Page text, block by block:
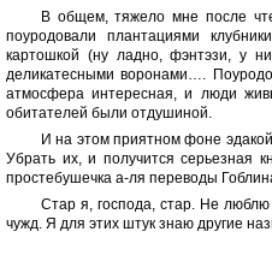
В общем, тяжело мне после
поуродовали плантациями
картошкой (ну ладно, фэнтэзи, у
деликатесными воронами….
атмосфера интересная, и люди
обитателей были отдушиной.
И на этом приятном фоне
Убрать их, и получится серьезная
простебушечка а-ля переводы
Стар я, господа, стар. Не
чужд. Я для этих штук знаю другие